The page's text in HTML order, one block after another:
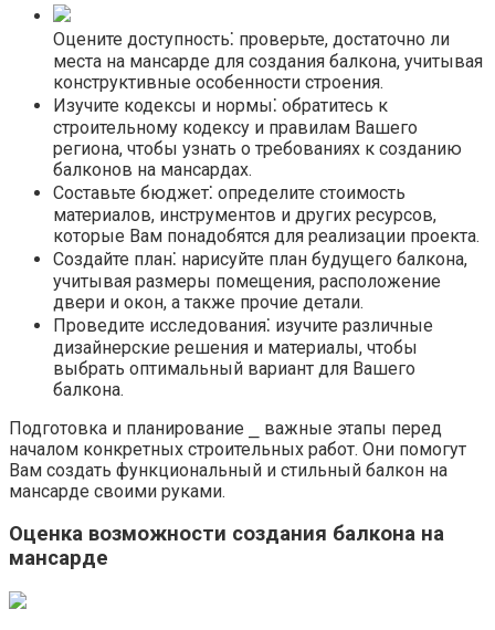
Оцените доступность⁚ проверьте, достаточно ли
места на мансарде для создания балкона, учитывая
конструктивные особенности строения.
Изучите кодексы и нормы⁚ обратитесь к
строительному кодексу и правилам Вашего
региона, чтобы узнать о требованиях к созданию
балконов на мансардах.​
Составьте бюджет⁚ определите стоимость
материалов, инструментов и других ресурсов,
которые Вам понадобятся для реализации проекта.​
Создайте план⁚ нарисуйте план будущего балкона,
учитывая размеры помещения, расположение
двери и окон, а также прочие детали.
Проведите исследования⁚ изучите различные
дизайнерские решения и материалы, чтобы
выбрать оптимальный вариант для Вашего
балкона.​
Подготовка и планирование ⎯ важные этапы перед
началом конкретных строительных работ. Они помогут
Вам создать функциональный и стильный балкон на
мансарде своими руками.​
Оценка возможности создания балкона на
мансарде